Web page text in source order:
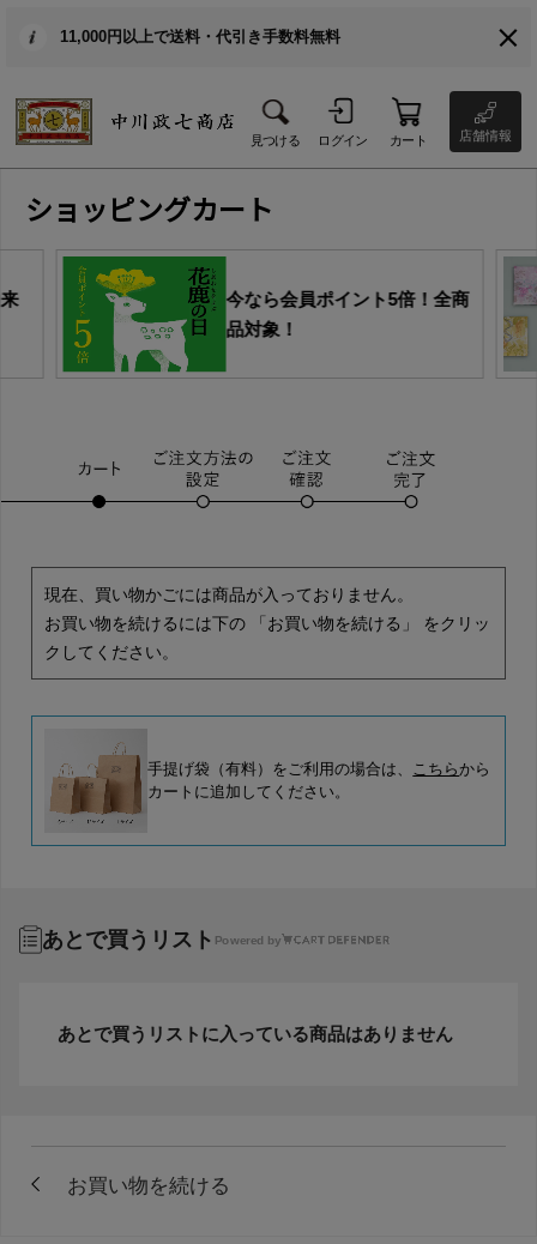
11,000円以上で送料・代引き手数料無料
見つける ログイン カート 店舗情報
ショッピングカート
今なら会員ポイント5倍！全商
品対象！
現在、買い物かごには商品が入っておりません。
お買い物を続けるには下の 「お買い物を続ける」 をクリッ
クしてください。
手提げ袋（有料）をご利用の場合は、 こちらから
カートに追加してください。
あとで買うリスト Powered by
あとで買うリストに入っている商品はありません